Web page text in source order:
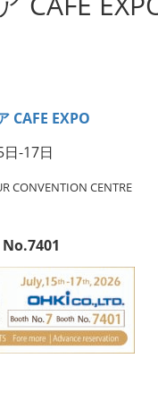
CAFE EXPO
-17日
CONVENTION CENTRE